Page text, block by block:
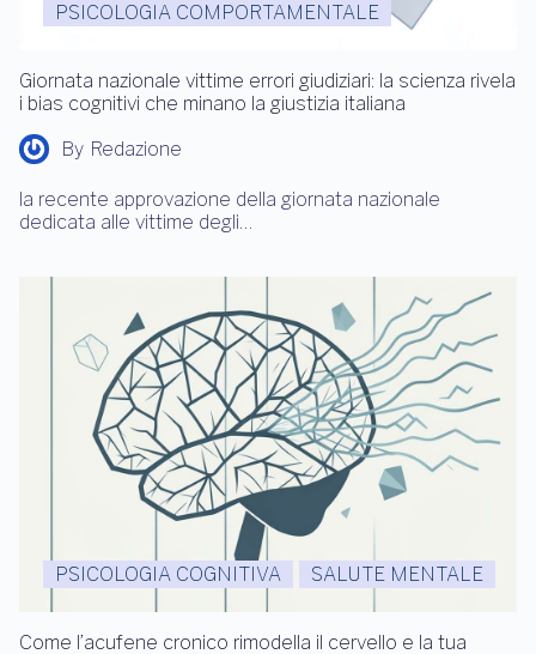
PSICOLOGIA COMPORTAMENTALE
Giornata nazionale vittime errori giudiziari: la scienza rivela
i bias cognitivi che minano la giustizia italiana
By Redazione
la recente approvazione della giornata nazionale
dedicata alle vittime degli…
PSICOLOGIA COGNITIVA SALUTE MENTALE
Come l’acufene cronico rimodella il cervello e la tua